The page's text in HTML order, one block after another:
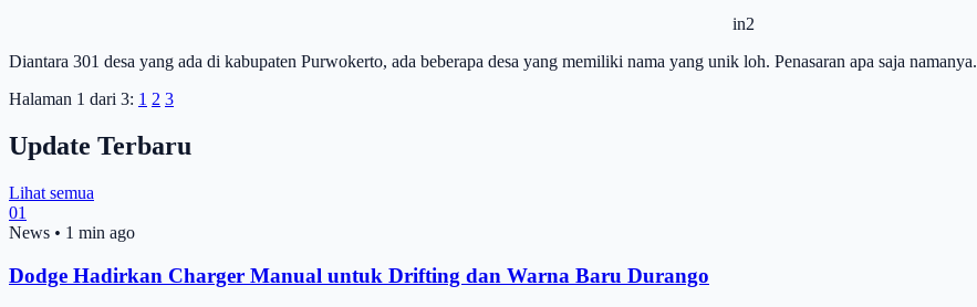
in2
Diantara 301 desa yang ada di kabupaten Purwokerto, ada beberapa desa yang memiliki nama yang unik loh. Penasaran apa saja namanya.
Halaman 1 dari 3: 1 2 3
Update Terbaru
Lihat semua
01
News • 1 min ago
Dodge Hadirkan Charger Manual untuk Drifting dan Warna Baru Durango